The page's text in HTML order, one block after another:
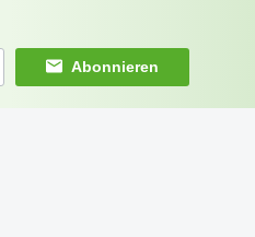
Abonnieren